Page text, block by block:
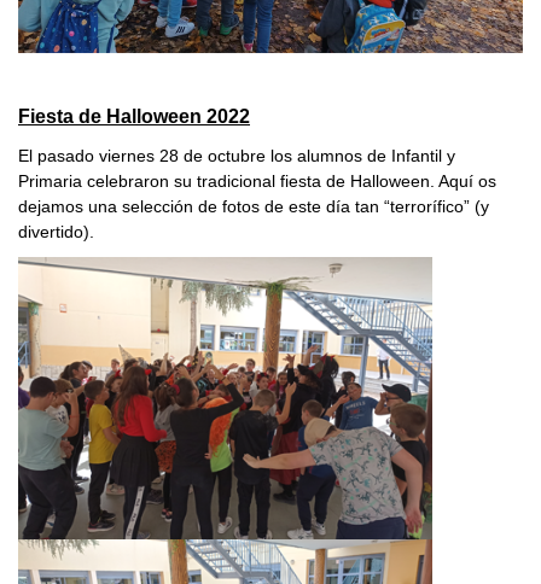
Fiesta de Halloween 2022
El pasado viernes 28 de octubre los alumnos de Infantil y
Primaria celebraron su tradicional fiesta de Halloween. Aquí os
dejamos una selección de fotos de este día tan “terrorífico” (y
divertido).